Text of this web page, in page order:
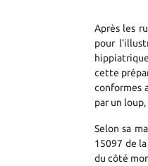
Après les
pour
cette
conformes
par un
Selon sa
15097 de
du côté